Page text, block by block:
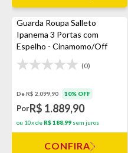
Guarda Roupa Salleto
Ipanema 3 Portas com
Espelho - Cinamomo/Off
White
(0)
De R$ 2.099,90 10% OFF
PorR$ 1.889,90
ou 10x de R$ 188,99 sem juros
CONFIRA